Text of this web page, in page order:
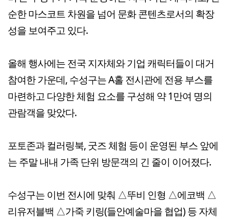
순한 마스코트 차원을 넘어 문화 콘텐츠로서의 확장
성을 보여주고 있다.
올해 행사에는 전국 지자체와 기업 캐릭터들이 대거
참여한 가운데, 수성구는 A홀 전시관에 전용 부스를
마련하고 다양한 체험 요소를 구성해 약 1만여 명의
관람객을 맞았다.
포토존과 컬러링북, 굿즈 체험 등이 운영된 부스 앞에
는 주말 내내 가족 단위 방문객의 긴 줄이 이어졌다.
수성구는 이번 전시에 맞춰 △뚜비 인형 △에코백 △
리유저블백 △가죽 키링(들안예술마을 협업) 등 자체